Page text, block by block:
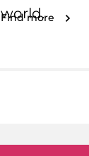
world.
Find more